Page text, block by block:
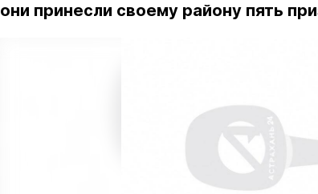
они принесли своему району пять